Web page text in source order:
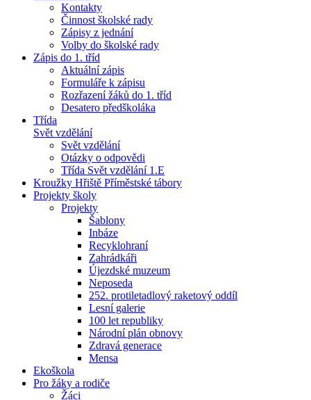
Kontakty
Činnost školské rady
Zápisy z jednání
Volby do školské rady
Zápis do 1. tříd
Aktuální zápis
Formuláře k zápisu
Rozřazení žáků do 1. tříd
Desatero předškoláka
Třída
Svět vzdělání
Svět vzdělání
Otázky o odpovědi
Třída Svět vzdělání 1.E
Kroužky Hřiště Příměstské tábory
Projekty školy
Projekty
Šablony
Inbáze
Recyklohraní
Zahrádkáři
Újezdské muzeum
Neposeda
252. protiletadlový raketový oddíl
Lesní galerie
100 let republiky
Národní plán obnovy
Zdravá generace
Mensa
Ekoškola
Pro žáky a rodiče
Žáci